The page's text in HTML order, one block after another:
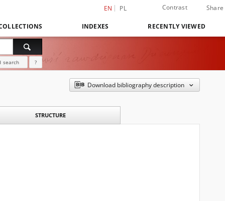
EN PL Contrast Share
INDEXES RECENTLY VIEWED
search ?
Download bibliography description
STRUCTURE